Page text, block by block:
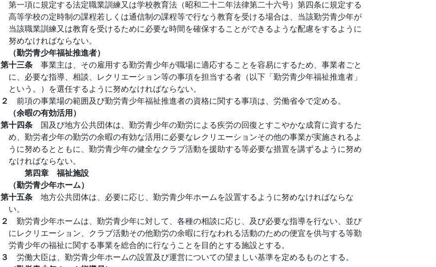
第一項に規定する法定職業訓練又は学校教育法（昭和二十二年法律第二十六号）第四条に規定する
高等学校の定時制の課程若しくは通信制の課程等で行なう教育を受ける場合は、当該勤労青少年が
当該職業訓練又は教育を受けるために必要な時間を確保することができるような配慮をするように
努めなければならない。
（勤労青少年福祉推進者）
第十三条 事業主は、その雇用する勤労青少年が職場に適応することを容易にするため、事業者ごと
に、必要な指導、相談、レクリエーション等の事項を担当する者（以下「勤労青少年福祉推進者」
という。）を選任するように努めなければならない。
２ 前項の事業場の範囲及び勤労青少年福祉推進者の資格に関する事項は、労働省令で定める。
（余暇の有効活用）
第十四条 国及び地方公共団体は、勤労青少年の勤労による疾労の回復とすこやかな成育に資するた
め、勤労者少年の勤労の余暇の有効な活用に必要なレクリエーションその他の事業が実施されるよ
うに努めるとともに、勤労青少年の健全なクラブ活動を援助する等必要な措置を講ずるように努め
なければならない。
第四章 福祉施設
（勤労青少年ホーム）
第十五条 地方公共団体は、必要に応じ、勤労青少年ホームを設置するように努めなければならな
い。
２ 勤労青少年ホームは、勤労青少年に対して、各種の相談に応じ、及び必要な指導を行ない、並び
にレクリエーション、クラブ活動その他勤労の余暇に行なわれる活動のための便宜を供与する等勤
労青少年の福祉に関する事業を総合的に行なうことを目的とする施設とする。
３ 労働大臣は、勤労青少年ホームの設置及び運営についての望ましい基準を定めるものとする。